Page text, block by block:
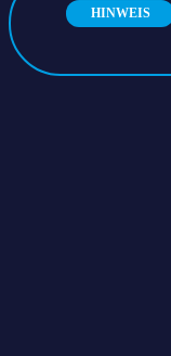
HINWEIS